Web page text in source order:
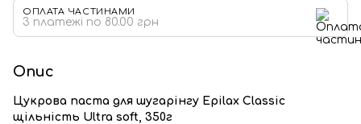
ОПЛАТА ЧАСТИНАМИ
3 платежі по 80.00 грн
Опис
Цукрова паста для шугарінгу Epilax Classic
щільність Ultra soft, 350г